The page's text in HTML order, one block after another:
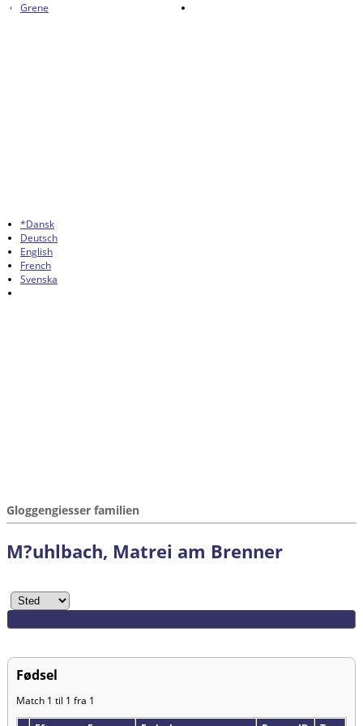
Grene
*Dansk
Deutsch
English
French
Svenska
Gloggengiesser familien
M?uhlbach, Matrei am Brenner
Fødsel
Match 1 til 1 fra 1